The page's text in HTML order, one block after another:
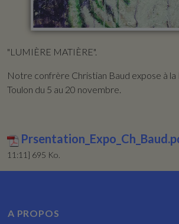
"LUMIÈRE MATIÈRE".
Notre confrère Christian Baud expose à la
Toulon du 5 au 20 novembre.
11:11] 695 Ko.
A PROPOS